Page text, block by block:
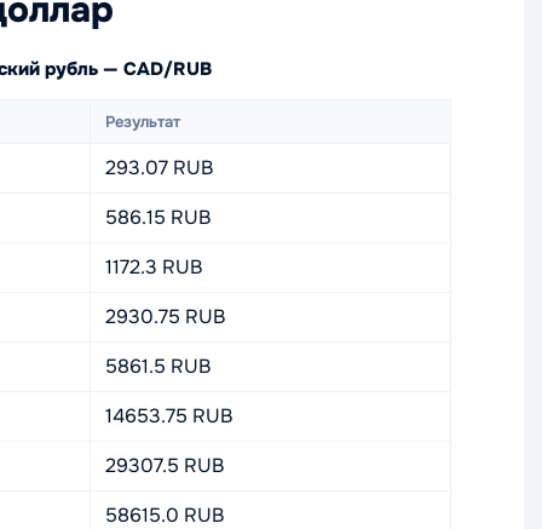
рубль — CAD/RUB
Результат
293.07 RUB
586.15 RUB
1172.3 RUB
2930.75 RUB
5861.5 RUB
14653.75 RUB
29307.5 RUB
58615.0 RUB